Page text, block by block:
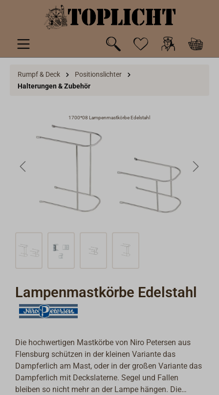
springen
Rumpf & Deck
Positionslichter
Halterungen & Zubehör
1700*08 Lampenmastkörbe Edelstahl
Lampenmastkörbe Edelstahl
Die hochwertigen Mastkörbe von Niro Petersen aus
Flensburg schützen in der kleinen Variante das
Dampferlich am Mast, oder in der großen Variante das
Dampferlich mit Deckslaterne. Segel und Fallen
bleiben so nicht mehr an der Lampe hängen. Die